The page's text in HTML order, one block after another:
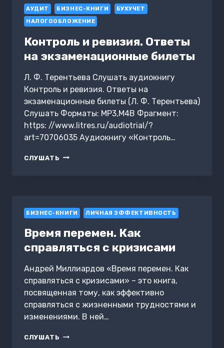
АУДИТ БИЗНЕС-КНИГИ
БУХУЧЕТ
НАЛОГООБЛОЖЕНИЕ
Контроль и ревизия. Ответы
на экзаменационные билеты
Л. Ф. Терентьева Слушать аудиокнигу
Контроль и ревизия. Ответы на
экзаменационные билеты (Л. Ф. Терентьева)
Слушать Форматы: MP3,M4B Фрагмент:
https: //www.litres.ru/audiotrial/?
art=70706035 Аудиокнигу «Контроль…
СЛУШАТЬ КОНТРОЛЬ
БИЛЕТЫ
БИЗНЕС-КНИГИ ЛИЧНАЯ ЭФФЕКТИВНОСТЬ
Время перемен. Как
справляться с кризисами
Андрей Миллиардов «Время перемен. Как
справляться с кризисами» – это книга,
посвященная тому, как эффективно
справляться с жизненными трудностями и
изменениями. В ней…
СЛУШАТЬ ВРЕМЯ